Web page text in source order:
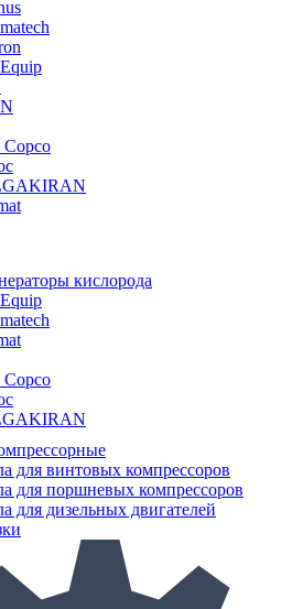
Copco
кислорода
Copco
для винтовых компрессоров
для поршневых компрессоров
для дизельных двигателей